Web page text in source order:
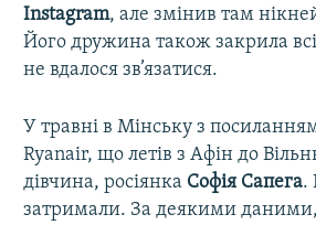
Instagram, але змінив там
Його дружина також закрила
не вдалося зв’язатися.
У травні в Мінську з
Ryanair, що летів з Афін до
дівчина, росіянка Софія Сапега.
затримали. За деякими даними,